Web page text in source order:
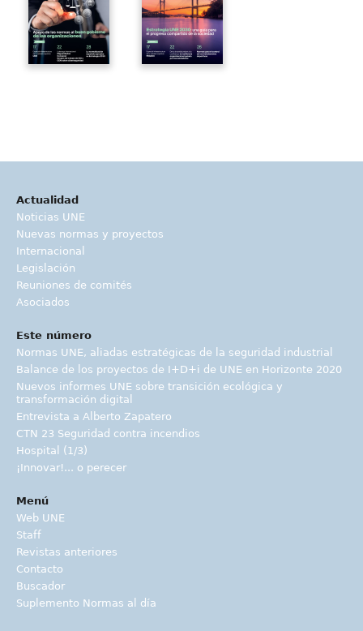
Actualidad
Noticias UNE
Nuevas normas y proyectos
Internacional
Legislación
Reuniones de comités
Asociados
Este número
Normas UNE, aliadas estratégicas de la seguridad industrial
Balance de los proyectos de I+D+i de UNE en Horizonte 2020
Nuevos informes UNE sobre transición ecológica y
transformación digital
Entrevista a Alberto Zapatero
CTN 23 Seguridad contra incendios
Hospital (1/3)
¡Innovar!... o perecer
Menú
Web UNE
Staff
Revistas anteriores
Contacto
Buscador
Suplemento Normas al día